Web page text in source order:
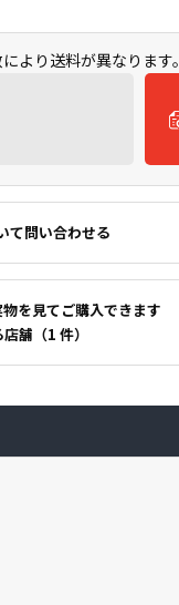
り送料が異なります。
て問い合わせる
を見てご購入できます
舗（1 件）